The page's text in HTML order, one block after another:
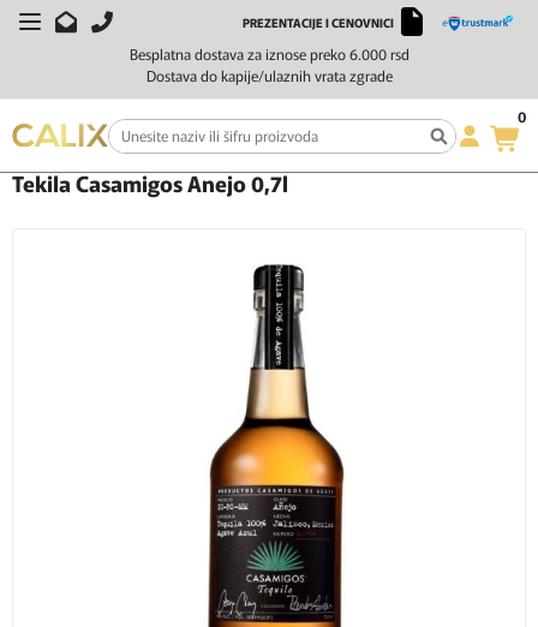
Besplatna dostava za iznose preko 6.000 rsd
Dostava do kapije/ulaznih vrata zgrade
PREZENTACIJE I CENOVNICI
0
Početna Žestoka pića Tekila Tekila Casamigos Anejo 0,7l
Tekila Casamigos Anejo 0,7l